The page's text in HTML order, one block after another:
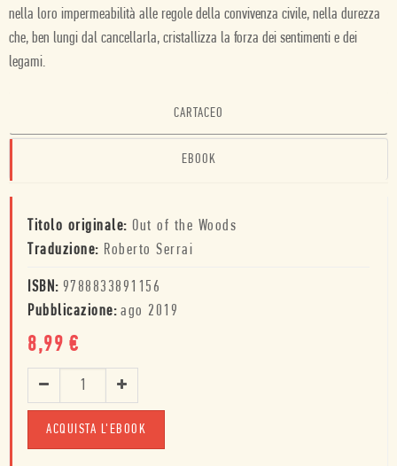
nella loro impermeabilità alle regole della convivenza civile, nella durezza
che, ben lungi dal cancellarla, cristallizza la forza dei sentimenti e dei
legami.
CARTACEO
EBOOK
Titolo originale: Out of the Woods
Traduzione: Roberto Serrai
ISBN: 9788833891156
Pubblicazione: ago 2019
8,99 €
ACQUISTA L'EBOOK